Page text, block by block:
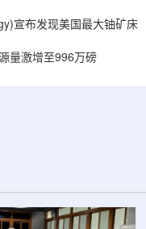
宣布发现美国最大铀矿床
量激增至996万磅